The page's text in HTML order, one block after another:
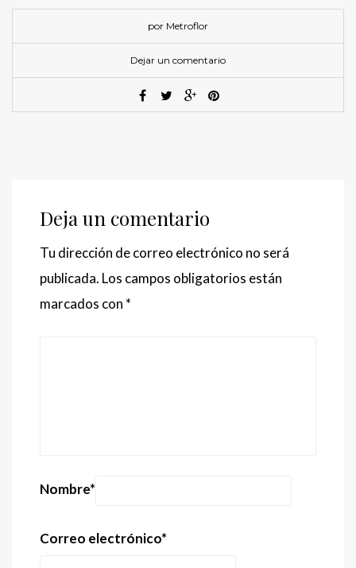
por Metroflor
Dejar un comentario
Deja un comentario
Tu dirección de correo electrónico no será
publicada. Los campos obligatorios están
marcados con *
Nombre*
Correo electrónico*